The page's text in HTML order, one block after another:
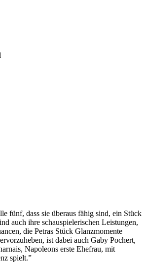
fünf, dass sie überaus fähig sind, ein Stück
auch ihre schauspielerischen Leistungen,
die Petras Stück Glanzmomente
ist dabei auch Gaby Pochert,
Napoleons erste Ehefrau, mit
spielt.”